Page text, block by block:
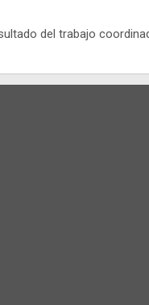
del trabajo